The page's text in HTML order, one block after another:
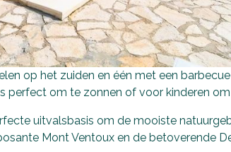
omheind perceel en biedt volop plezier
met verschillende speeltoestellen. Er is
zich kan vermaken. Het privé-
terras met ligstoelen. Het huis
op het zuiden en één met een
perfect om te zonnen of voor kinderen
uitvalsbasis om de mooiste
Mont Ventoux en de betoverende